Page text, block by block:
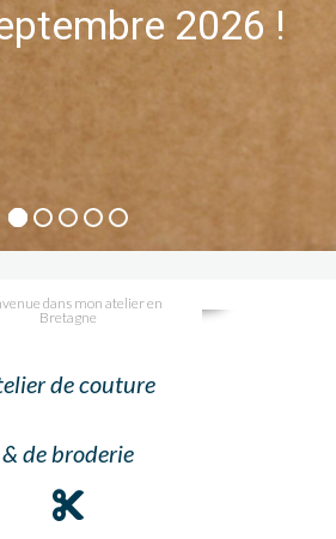
2026 !
dans mon atelier en
Bretagne
de couture
& de broderie